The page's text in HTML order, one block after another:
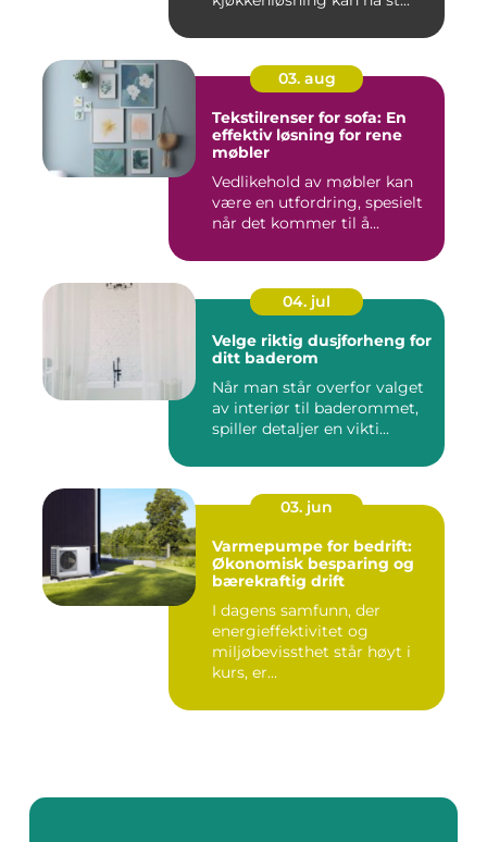
03. aug
Tekstilrenser for sofa: En
effektiv løsning for rene
møbler
Vedlikehold av møbler kan
være en utfordring, spesielt
når det kommer til å...
04. jul
Velge riktig dusjforheng for
ditt baderom
Når man står overfor valget
av interiør til baderommet,
spiller detaljer en vikti...
03. jun
Varmepumpe for bedrift:
Økonomisk besparing og
bærekraftig drift
I dagens samfunn, der
energieffektivitet og
miljøbevissthet står høyt i
kurs, er...